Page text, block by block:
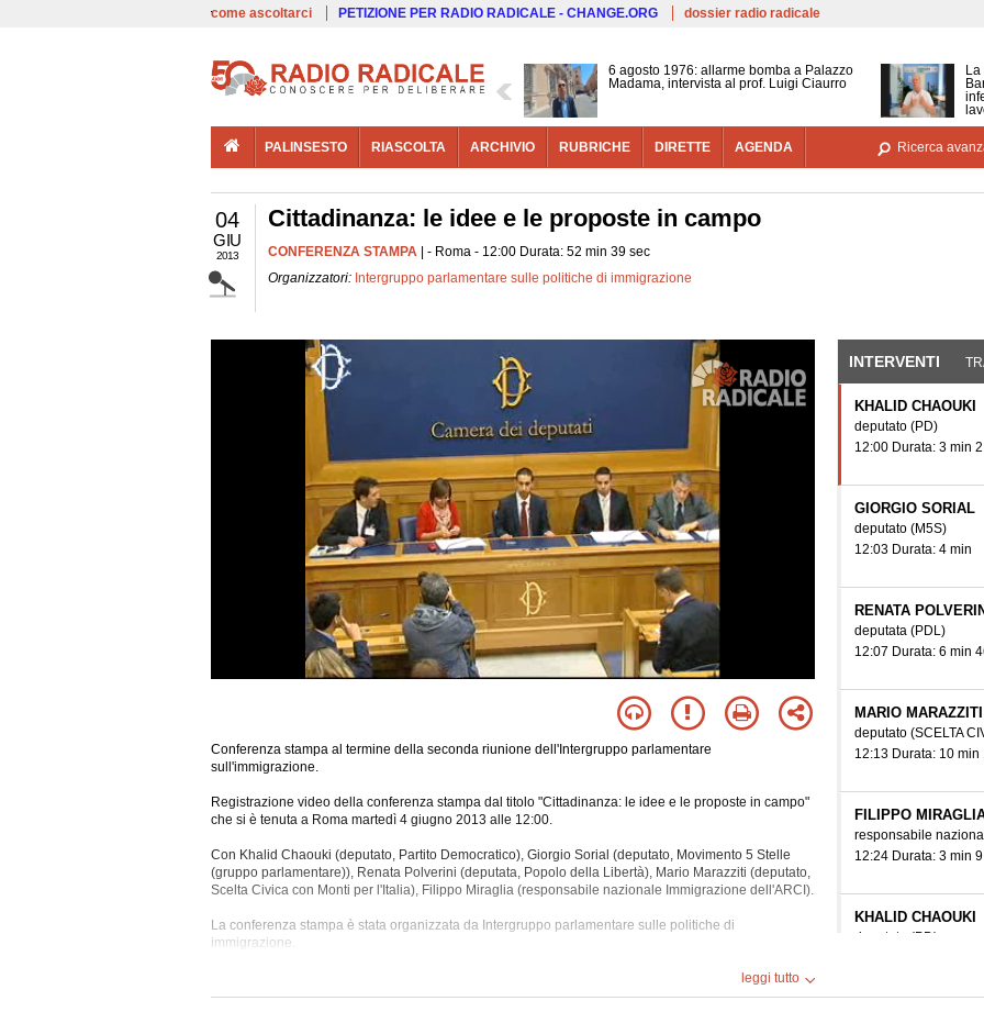
Salta al contenuto principale
come ascoltarci PETIZIONE PER RADIO RADICALE - CHANGE.ORG dossier radio radicale
6 agosto 1976: allarme bomba a Palazzo
Madama, intervista al prof. Luigi Ciaurro
PALINSESTO RIASCOLTA ARCHIVIO RUBRICHE DIRETTE AGENDA Ricerca
04
GIU
2013
Cittadinanza: le idee e le proposte in campo
CONFERENZA STAMPA | - Roma - 12:00 Durata: 52 min 39 sec
Organizzatori: Intergruppo parlamentare sulle politiche di immigrazione
Conferenza stampa al termine della seconda riunione dell'Intergruppo parlamentare
sull'immigrazione.
Registrazione video della conferenza stampa dal titolo "Cittadinanza: le idee e le proposte in campo"
che si è tenuta a Roma martedì 4 giugno 2013 alle 12:00.
Con Khalid Chaouki (deputato, Partito Democratico), Giorgio Sorial (deputato, Movimento 5 Stelle
(gruppo parlamentare)), Renata Polverini (deputata, Popolo della Libertà), Mario Marazziti (deputato,
Scelta Civica con Monti per l'Italia), Filippo Miraglia (responsabile nazionale Immigrazione dell'ARCI).
La conferenza stampa è stata organizzata da Intergruppo parlamentare sulle politiche di
immigrazione.
Tra gli argomenti discussi: Cittadinanza, Diritti Civili, Immigrazione, Integrazione, Minori, Parlamento,
Politica, Societa'.
leggi tutto
INTERVENTI
KHALID CHAOUKI
deputato (PD)
12:00 Durata: 3 min
GIORGIO SORIAL
deputato (M5S)
12:03 Durata: 4 min
RENATA POLVERINI
deputata (PDL)
12:07 Durata: 6 min
MARIO MARAZZITI
deputato (SCELTA
12:13 Durata: 10 min
FILIPPO
responsabile
12:24 Durata: 3 min
KHALID CHAOUKI
deputato
(PD)